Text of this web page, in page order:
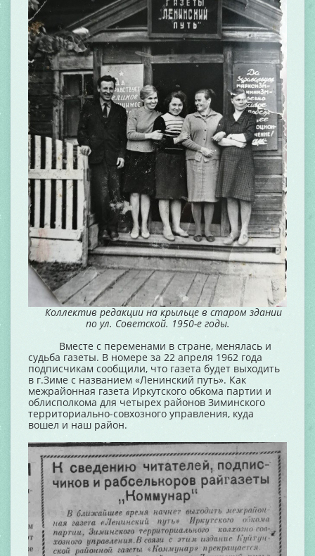
Коллектив редакции на крыльце в старом здании
по ул. Советской. 1950-е годы.
Вместе с переменами в стране, менялась и
судьба газеты. В номере за 22 апреля 1962 года
подписчикам сообщили, что газета будет выходить
в г.Зиме с названием «Ленинский путь». Как
межрайонная газета Иркутского обкома партии и
облисполкома для четырех районов Зиминского
территориально-совхозного управления, куда
вошел и наш район.